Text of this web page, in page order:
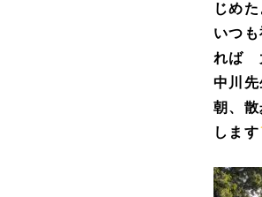
じめ
いつ
れば
中川
朝、
します